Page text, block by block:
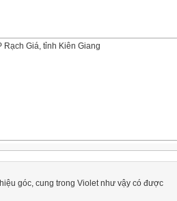
Giá, tỉnh Kiên Giang
góc, cung trong Violet như vậy có được